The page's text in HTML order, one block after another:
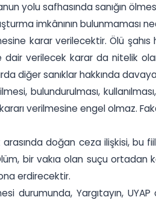
yolu safhasında sanığın
imkânının bulunmaması
karar verilecektir. Ölü
dair verilecek karar da nitelik
diğer sanıklar hakkında
bulundurulması,
verilmesine engel olmaz.
doğan ceza ilişkisi, bu
bir vakıa olan suçu ortadan
erdirecektir.
durumunda, Yargıtayın,